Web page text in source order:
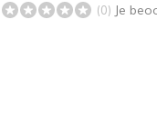
(0) Je